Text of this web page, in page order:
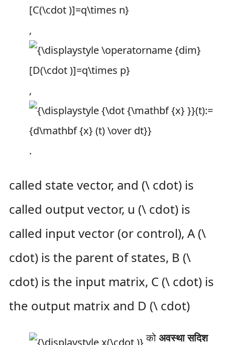
,
,
.
called state vector, and (\ cdot) is
called output vector, u (\ cdot) is
called input vector (or control), A (\
cdot) is the parent of states, B (\
cdot) is the input matrix, C (\ cdot) is
the output matrix and D (\ cdot)
कोअवस्था सदिश